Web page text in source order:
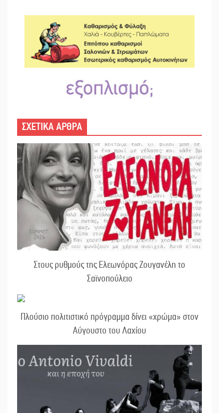
ΣΧΕΤΙΚΑ ΑΡΘΡΑ
Στους ρυθμούς της Ελεωνόρας Ζουγανέλη το
Σαϊνοπούλειο
Πλούσιο πολιτιστικό πρόγραμμα δίνει «χρώμα» στον
Αύγουστο του Λαχίου